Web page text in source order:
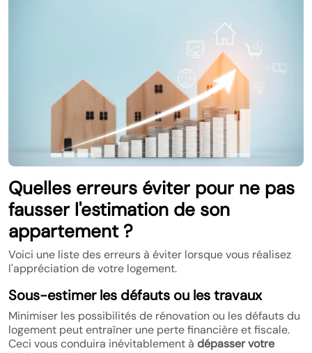
Quelles erreurs éviter pour ne pas
fausser l'estimation de son
appartement ?
Voici une liste des erreurs à éviter lorsque vous réalisez
l'appréciation de votre logement.
Sous-estimer les défauts ou les travaux
Minimiser les possibilités de rénovation ou les défauts du
logement peut entraîner une perte financière et fiscale.
Ceci vous conduira inévitablement à dépasser votre